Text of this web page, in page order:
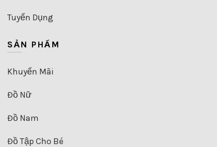
Tuyển Dụng
SẢN PHẨM
Khuyến Mãi
Đồ Nữ
Đồ Nam
Đồ Tập Cho Bé